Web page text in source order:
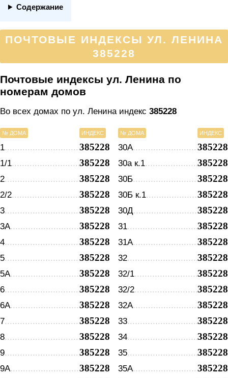
Содержание
ПОЧТОВЫЕ ИНДЕКСЫ УЛ. ЛЕНИНА
385228
Почтовые индексы ул. Ленина по
номерам домов
Во всех домах по ул. Ленина индекс 385228
№ ДОМА ИНДЕКС
1 385228
1/1 385228
2 385228
2/2 385228
3 385228
3А 385228
4 385228
5 385228
5А 385228
6 385228
6А 385228
7 385228
8 385228
9 385228
9А 385228
№ ДОМА ИНДЕКС
30А 385228
30а к.1 385228
30Б 385228
30Б к.1 385228
30Д 385228
31 385228
31А 385228
32 385228
32/1 385228
32/2 385228
32А 385228
33 385228
34 385228
35 385228
35А 385228